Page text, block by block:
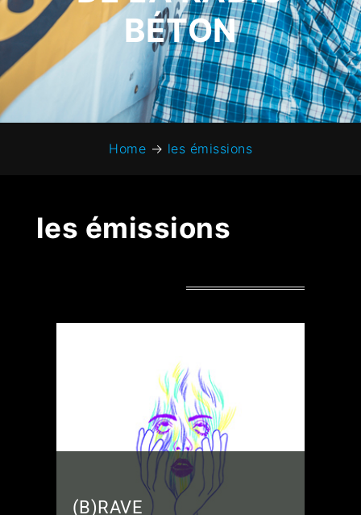
BÉTON
Home → les émissions
les émissions
(B)RAVE